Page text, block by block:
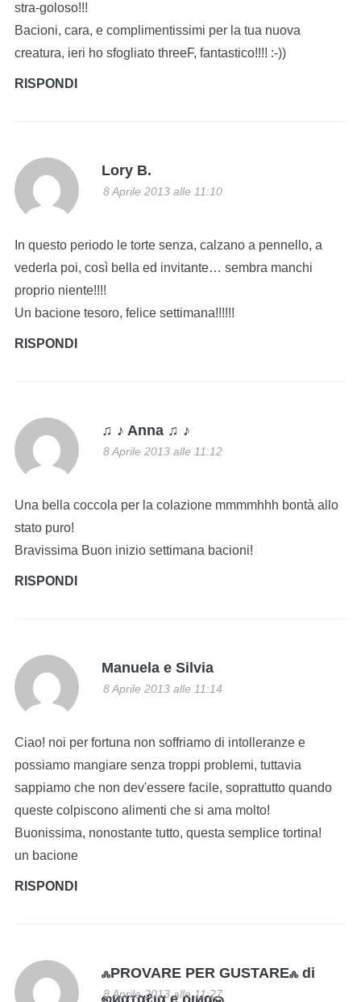
stra-goloso!!!
Bacioni, cara, e complimentissimi per la tua nuova
creatura, ieri ho sfogliato threeF, fantastico!!!! :-))
RISPONDI
Lory B.
8 Aprile 2013 alle 11:10
In questo periodo le torte senza, calzano a pennello, a
vederla poi, così bella ed invitante… sembra manchi
proprio niente!!!!
Un bacione tesoro, felice settimana!!!!!!
RISPONDI
♫ ♪ Anna ♫ ♪
8 Aprile 2013 alle 11:12
Una bella coccola per la colazione mmmmhhh bontà allo
stato puro!
Bravissima Buon inizio settimana bacioni!
RISPONDI
Manuela e Silvia
8 Aprile 2013 alle 11:14
Ciao! noi per fortuna non soffriamo di intolleranze e
possiamo mangiare senza troppi problemi, tuttavia
sappiamo che non dev'essere facile, soprattutto quando
queste colpiscono alimenti che si ama molto!
Buonissima, nonostante tutto, questa semplice tortina!
un bacione
RISPONDI
ஃPROVARE PER GUSTAREஃ di
ஜиαтαℓια e ριиαஓ
8 Aprile 2013 alle 11:27